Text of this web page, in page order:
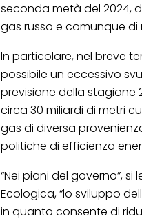
seconda metà del 2024,
gas russo e comunque di
In particolare, nel breve
possibile un eccessivo
previsione della stagione
circa 30 miliardi di metri
gas di diversa
politiche di efficienza
“Nei piani del governo”,
Ecologica, “lo sviluppo
in quanto consente di